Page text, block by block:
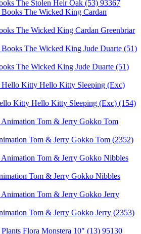
The Stolen Heir Oak (53) 93367
The Wicked King Cardan Greenbriar
The Wicked King Jude Duarte (51)
Kitty Hello Kitty Sleeping (Exc) (154)
Tom & Jerry Gokko Tom (2352)
Tom & Jerry Gokko Nibbles
Tom & Jerry Gokko Jerry (2353)